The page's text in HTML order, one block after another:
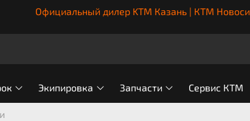
Официальный дилер KTM Казань | КТМ
Экипировка Запчасти Сервис КТМ